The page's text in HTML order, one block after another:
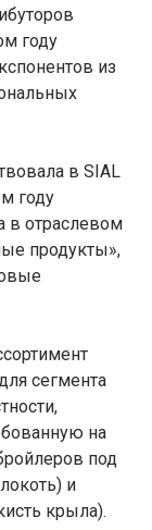
году
из
в SIAL
году
в отраслевом
продукты»,
сегмента
на
под
и
крыла).